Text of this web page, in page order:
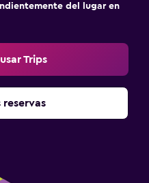
del lugar en
Trips
reservas